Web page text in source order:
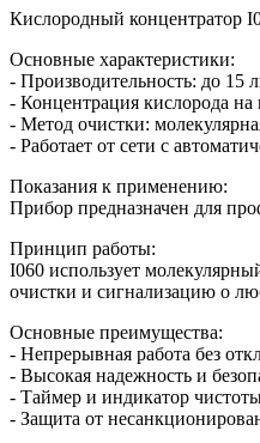
Кислородный концентратор
Основные характеристики:
- Производительность: до 15
- Концентрация кислорода на
- Метод очистки:
- Работает от сети с
Показания к применению:
Прибор предназначен для
Принцип работы:
I060 использует
очистки и сигнализацию о
Основные преимущества:
- Непрерывная работа без
- Высокая надежность и
- Таймер и индикатор
- Защита от